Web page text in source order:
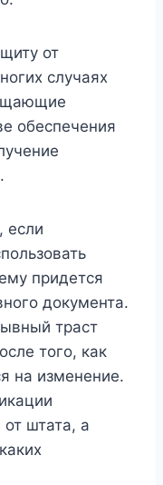
от
случаях
обеспечения
если
придется
документа.
траст
того, как
на изменение.
штата, а